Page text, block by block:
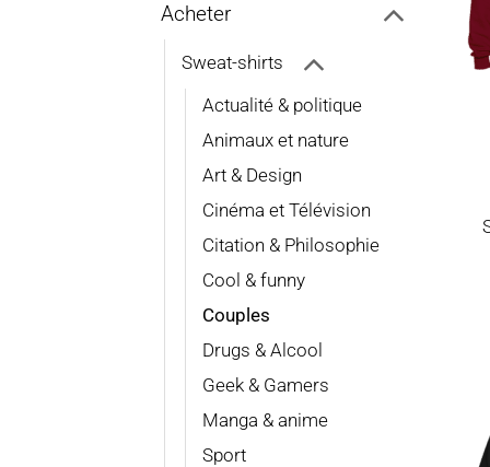
Acheter
Sweat-shirts
Actualité & politique
Animaux et nature
Art & Design
Cinéma et Télévision
Citation & Philosophie
Cool & funny
Couples
Drugs & Alcool
Geek & Gamers
Manga & anime
Sport